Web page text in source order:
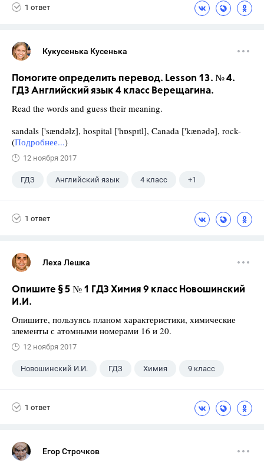
1 ответ
Кукусенька Кусенька
Помогите определить перевод. Lesson 13. № 4.
ГДЗ Английский язык 4 класс Верещагина.
Read the words and guess their meaning.
sandals ['sændəlz], hospital ['hɒspɪtl], Canada ['kænədə], rock-
(Подробнее...)
12 ноября 2017
ГДЗ Английский язык 4 класс +1
1 ответ
Леха Лешка
Опишите § 5 № 1 ГДЗ Химия 9 класс Новошинский
И.И.
Опишите, пользуясь планом характеристики, химические
элементы с атомными номерами 16 и 20.
12 ноября 2017
Новошинский И.И. ГДЗ Химия 9 класс
1 ответ
Егор Строчков